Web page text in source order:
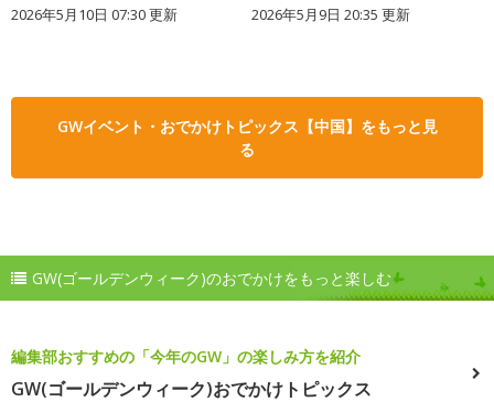
2026年5月10日 07:30 更新 2026年5月9日 20:35 更新
GWイベント・おでかけトピックス【中国】をもっと見
る
GW(ゴールデンウィーク)のおでかけをもっと楽しむ
編集部おすすめの「今年のGW」の楽しみ方を紹介
GW(ゴールデンウィーク)おでかけトピックス